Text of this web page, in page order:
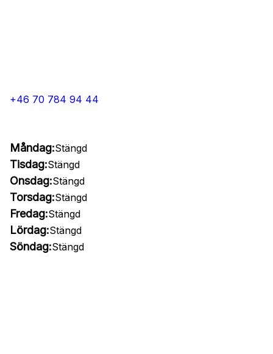
+46 70 784 94 44
Måndag:Stängd
Tisdag:Stängd
Onsdag:Stängd
Torsdag:Stängd
Fredag:Stängd
Lördag:Stängd
Söndag:Stängd